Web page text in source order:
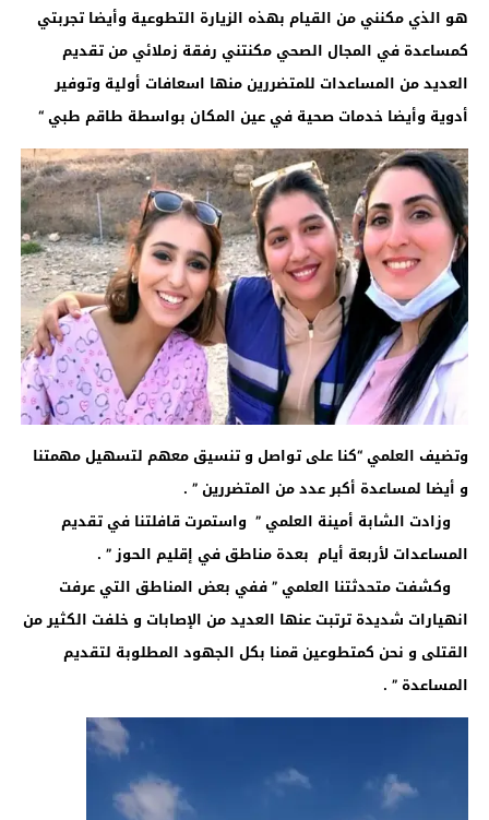
هو الذي مكنني من القيام بهذه الزيارة التطوعية وأيضا تجربتي
كمساعدة في المجال الصحي مكنتني رفقة زملائي من تقديم
العديد من المساعدات للمتضررين منها اسعافات أولية وتوفير
أدوية وأيضا خدمات صحية في عين المكان بواسطة طاقم طبي “
وتضيف العلمي “كنا على تواصل و تنسيق معهم لتسهيل مهمتنا
و أيضا لمساعدة أكبر عدد من المتضررين ” .
وزادت الشابة أمينة العلمي ” واستمرت قافلتنا في تقديم
المساعدات لأربعة أيام بعدة مناطق في إقليم الحوز ” .
وكشفت متحدثتنا العلمي ” ففي بعض المناطق التي عرفت
انهيارات شديدة ترتبت عنها العديد من الإصابات و خلفت الكثير من
القتلى و نحن كمتطوعين قمنا بكل الجهود المطلوبة لتقديم
المساعدة ” .